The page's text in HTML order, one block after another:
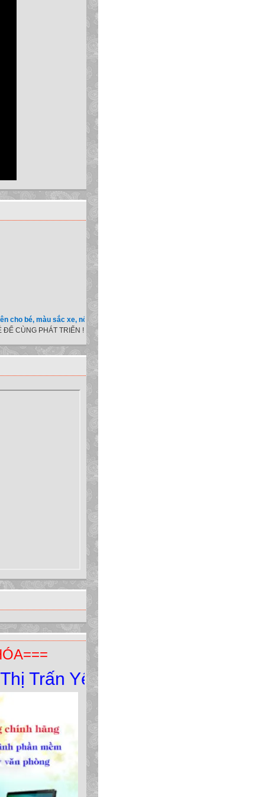
màu sắc xe, nốt ruồi, xem tuổi.v.v.v )
ĐỂ CÙNG PHÁT TRIỂN !
Yên Minh - Yên Minh - Hà